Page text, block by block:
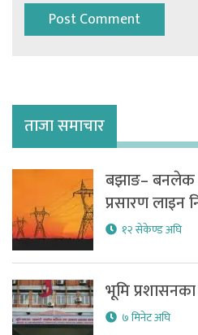
ताजा समाचार
बझाङ– बनलेक
प्रसारण लाइन
१२ सेकेण्ड अघि
भूमि
७ मिनेट अघि